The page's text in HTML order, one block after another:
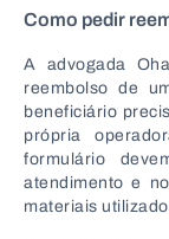
Como pedir
A advogada
reembolso de
beneficiário
própria
formulário
atendimento e
materiais